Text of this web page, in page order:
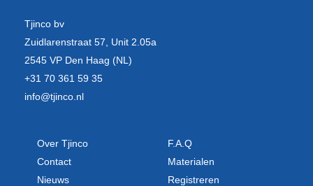
Tjinco bv
Zuidlarenstraat 57, Unit 2.05a
2545 VP Den Haag (NL)
+31 70 361 59 35
info@tjinco.nl
Over Tjinco
Contact
Nieuws
F.A.Q
Materialen
Registreren